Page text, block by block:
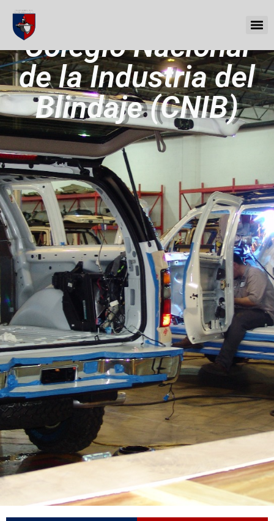
Colegio Nacional
de la Industria del
Blindaje (CNIB)